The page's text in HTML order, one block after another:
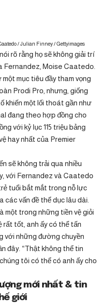
/ Julian Finney / Gettyimages
rõ rằng họ sẽ không giải trí
Fernandez, Moise Caatedo.
mục tiêu đầy tham vọng
Prodi Pro, nhưng, giống
khiến một lối thoát gần như
đang theo hợp đồng cho
với kỷ lục 115 triệu bảng
hay nhất của Premier
​​sẽ không trải qua nhiều
với Fernandez và Caatedo
tuổi bắt mắt trong nỗ lực
các vấn đề thể dục lâu dài.
một trong những tiền vệ giỏi
rất tốt, anh ấy có thể tấn
với những đường chuyền
đây. “Thật không thể tin
tôi có thể có anh ấy cho
mới nhất & tin
giới